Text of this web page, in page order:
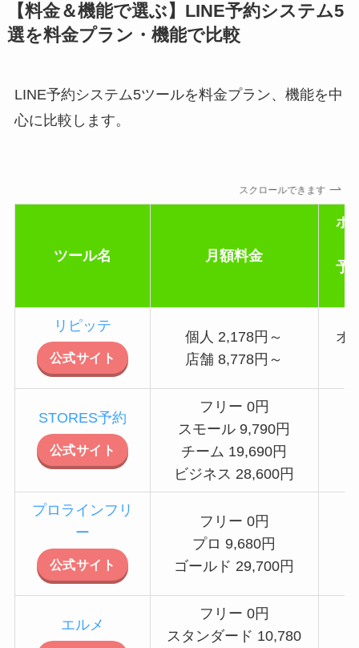
【料金＆機能で選ぶ】LINE予約システム5
選を料金プラン・機能で比較
LINE予約システム5ツールを料金プラン、機能を中
心に比較します。
スクロールできます
ツール名 月額料金
ホ
予
リピッテ
公式サイト
個人 2,178円～
店舗 8,778円～
オ
STORES予約
公式サイト
フリー 0円
スモール 9,790円
チーム 19,690円
ビジネス 28,600円
プロラインフリ
ー
公式サイト
フリー 0円
プロ 9,680円
ゴールド 29,700円
エルメ
フリー 0円
スタンダード 10,780